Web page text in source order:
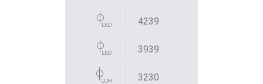
4239
3939
3230